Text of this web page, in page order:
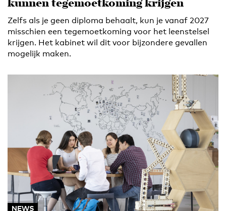
kunnen tegemoetkoming krijgen
Zelfs als je geen diploma behaalt, kun je vanaf 2027
misschien een tegemoetkoming voor het leenstelsel
krijgen. Het kabinet wil dit voor bijzondere gevallen
mogelijk maken.
NEWS